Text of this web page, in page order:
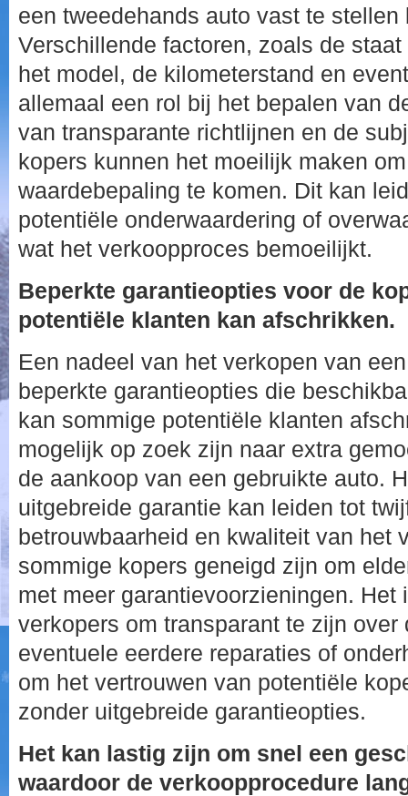
een tweedehands auto vast te
Verschillende factoren, zoals de
het model, de kilometerstand en
allemaal een rol bij het bepalen van
van transparante richtlijnen en de
kopers kunnen het moeilijk maken
waardebepaling te komen. Dit kan
potentiële onderwaardering of
wat het verkoopproces bemoeilijkt.
Beperkte garantieopties voor de
potentiële klanten kan afschrikken.
Een nadeel van het verkopen van
beperkte garantieopties die
kan sommige potentiële klanten
mogelijk op zoek zijn naar extra
de aankoop van een gebruikte auto.
uitgebreide garantie kan leiden tot
betrouwbaarheid en kwaliteit van het
sommige kopers geneigd zijn om
met meer garantievoorzieningen. Het
verkopers om transparant te zijn
eventuele eerdere reparaties of
om het vertrouwen van potentiële
zonder uitgebreide garantieopties.
Het kan lastig zijn om snel een
waardoor de verkoopprocedure